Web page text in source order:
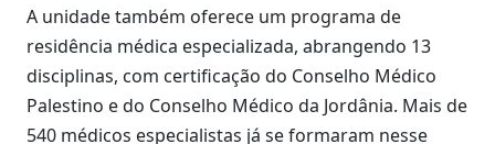
A unidade também oferece um programa de
residência médica especializada, abrangendo 13
disciplinas, com certificação do Conselho Médico
Palestino e do Conselho Médico da Jordânia. Mais de
540 médicos especialistas já se formaram nesse